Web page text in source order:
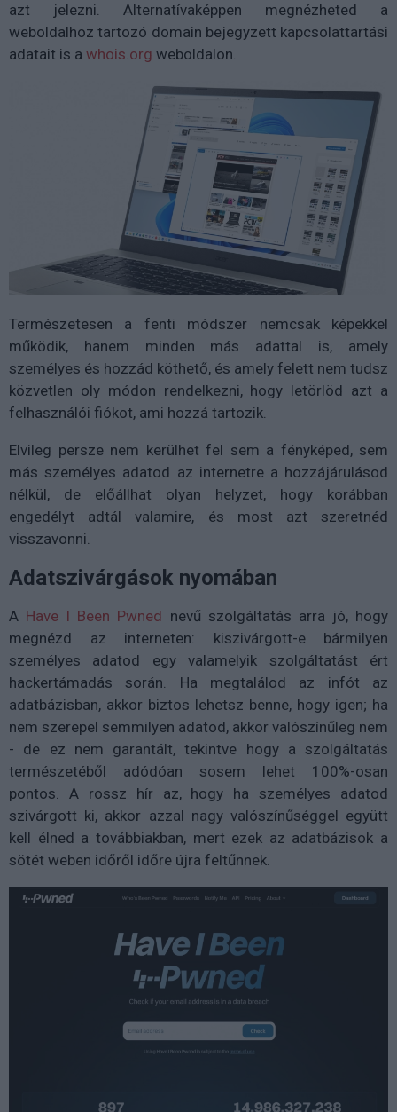
azt jelezni. Alternatívaképpen megnézheted a
weboldalhoz tartozó domain bejegyzett kapcsolattartási
adatait is a whois.org weboldalon.
Természetesen a fenti módszer nemcsak képekkel
működik, hanem minden más adattal is, amely
személyes és hozzád köthető, és amely felett nem tudsz
közvetlen oly módon rendelkezni, hogy letörlöd azt a
felhasználói fiókot, ami hozzá tartozik.
Elvileg persze nem kerülhet fel sem a fényképed, sem
más személyes adatod az internetre a hozzájárulásod
nélkül, de előállhat olyan helyzet, hogy korábban
engedélyt adtál valamire, és most azt szeretnéd
visszavonni.
Adatszivárgások nyomában
A Have I Been Pwned nevű szolgáltatás arra jó, hogy
megnézd az interneten: kiszivárgott-e bármilyen
személyes adatod egy valamelyik szolgáltatást ért
hackertámadás során. Ha megtalálod az infót az
adatbázisban, akkor biztos lehetsz benne, hogy igen; ha
nem szerepel semmilyen adatod, akkor valószínűleg nem
- de ez nem garantált, tekintve hogy a szolgáltatás
természetéből adódóan sosem lehet 100%-osan
pontos. A rossz hír az, hogy ha személyes adatod
szivárgott ki, akkor azzal nagy valószínűséggel együtt
kell élned a továbbiakban, mert ezek az adatbázisok a
sötét weben időről időre újra feltűnnek.